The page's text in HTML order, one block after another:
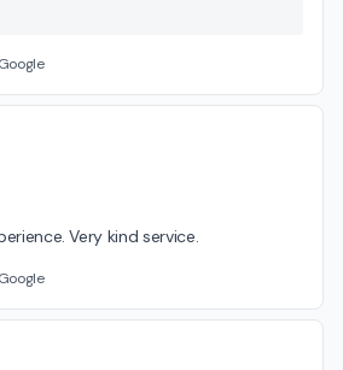
Google
Very kind service.
Google